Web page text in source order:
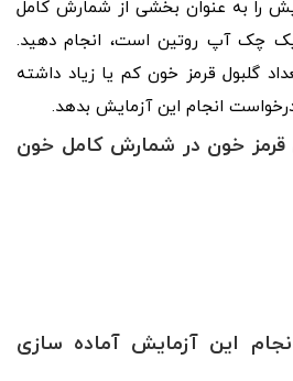
را به عنوان بخشی از شمارش کامل
چک آپ روتین است، انجام دهید.
گلبول قرمز خون کم یا زیاد داشته
انجام این آزمایش بدهد.
قرمز خون در شمارش کامل خون
این آزمایش آماده ­سازی